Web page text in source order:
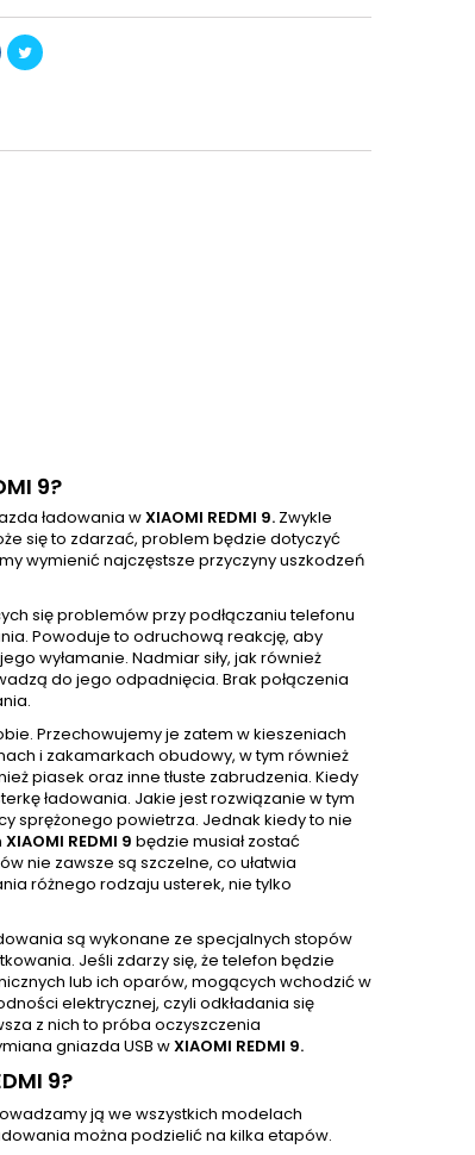
9?
ładowania wXIAOMI REDMI 9. Zwykle
się to zdarzać, problem będzie dotyczyć
wymienić najczęstsze przyczyny uszkodzeń
się problemów przy podłączaniu telefonu
Powoduje to odruchową reakcję, aby
wyłamanie. Nadmiar siły, jak również
do jego odpadnięcia. Brak połączenia
Przechowujemy je zatem w kieszeniach
i zakamarkach obudowy, w tym również
piasek oraz inne tłuste zabrudzenia. Kiedy
ładowania. Jakie jest rozwiązanie w tym
sprężonego powietrza. Jednak kiedy to nie
XIAOMI REDMI 9 będzie musiał zostać
nie zawsze są szczelne, co ułatwia
różnego rodzaju usterek, nie tylko
są wykonane ze specjalnych stopów
Jeśli zdarzy się, że telefon będzie
lub ich oparów, mogących wchodzić w
elektrycznej, czyli odkładania się
z nich to próba oczyszczenia
gniazda USB wXIAOMI REDMI 9.
9?
ją we wszystkich modelach
można podzielić na kilka etapów.